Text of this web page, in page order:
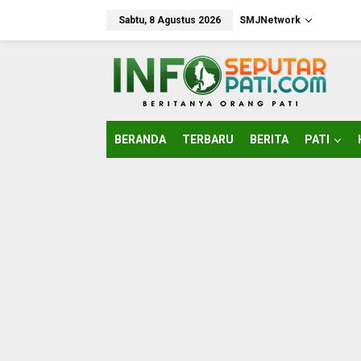
Sabtu, 8 Agustus 2026 SMJNetwork
BERANDA TERBARU BERITA PATI